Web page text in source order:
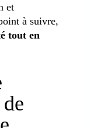
et
à suivre,
tout en